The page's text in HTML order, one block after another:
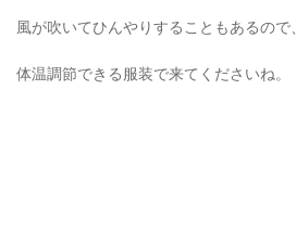
風が吹いてひんやりすることもあるので、
体温調節できる服装で来てくださいね。